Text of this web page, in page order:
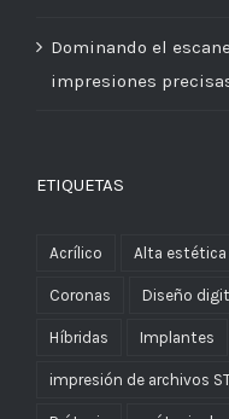
Dominando el
impresiones
ETIQUETAS
Acrílico Alta estética
Coronas Diseño
Híbridas Implantes
impresión de archivos